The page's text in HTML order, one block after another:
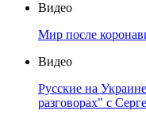
Видео
Мир после
Видео
Русские на
разговорах" с